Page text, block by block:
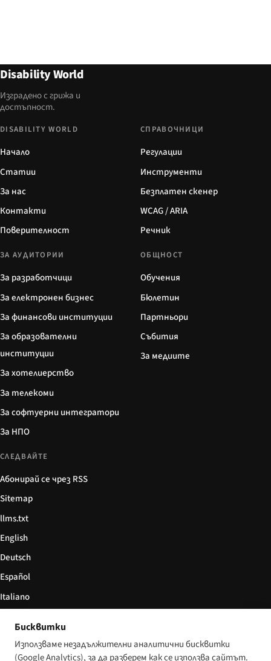
Disability World
Изградено с грижа и
достъпност.
DISABILITY WORLD
Начало
Статии
За нас
Контакти
Поверителност
СПРАВОЧНИЦИ
Регулации
Инструменти
Безплатен скенер
WCAG / ARIA
Речник
ЗА АУДИТОРИИ
За разработчици
За електронен бизнес
За финансови институции
За образователни
институции
За хотелиерство
За телекоми
За софтуерни интегратори
За НПО
ОБЩНОСТ
Обучения
Бюлетин
Партньори
Събития
За медиите
СЛЕДВАЙТЕ
Абонирай се чрез RSS
Sitemap
llms.txt
English
Deutsch
Español
Italiano
Бисквитки
Използваме незадължителни аналитични бисквитки
(Google Analytics), за да разберем как се използва сайтът.